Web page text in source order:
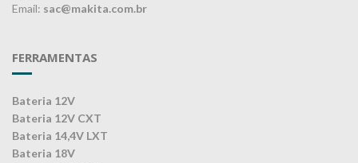
Email: sac@makita.com.br
FERRAMENTAS
Bateria 12V
Bateria 12V CXT
Bateria 14,4V LXT
Bateria 18V